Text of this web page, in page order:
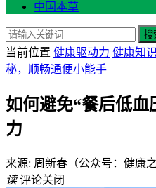
中国本草
搜
当前位置 健康驱动力 健康知识
秘，顺畅通便小能手
如何避免“餐后低血
力
来源: 周新春（公众号：健康
读 评论关闭